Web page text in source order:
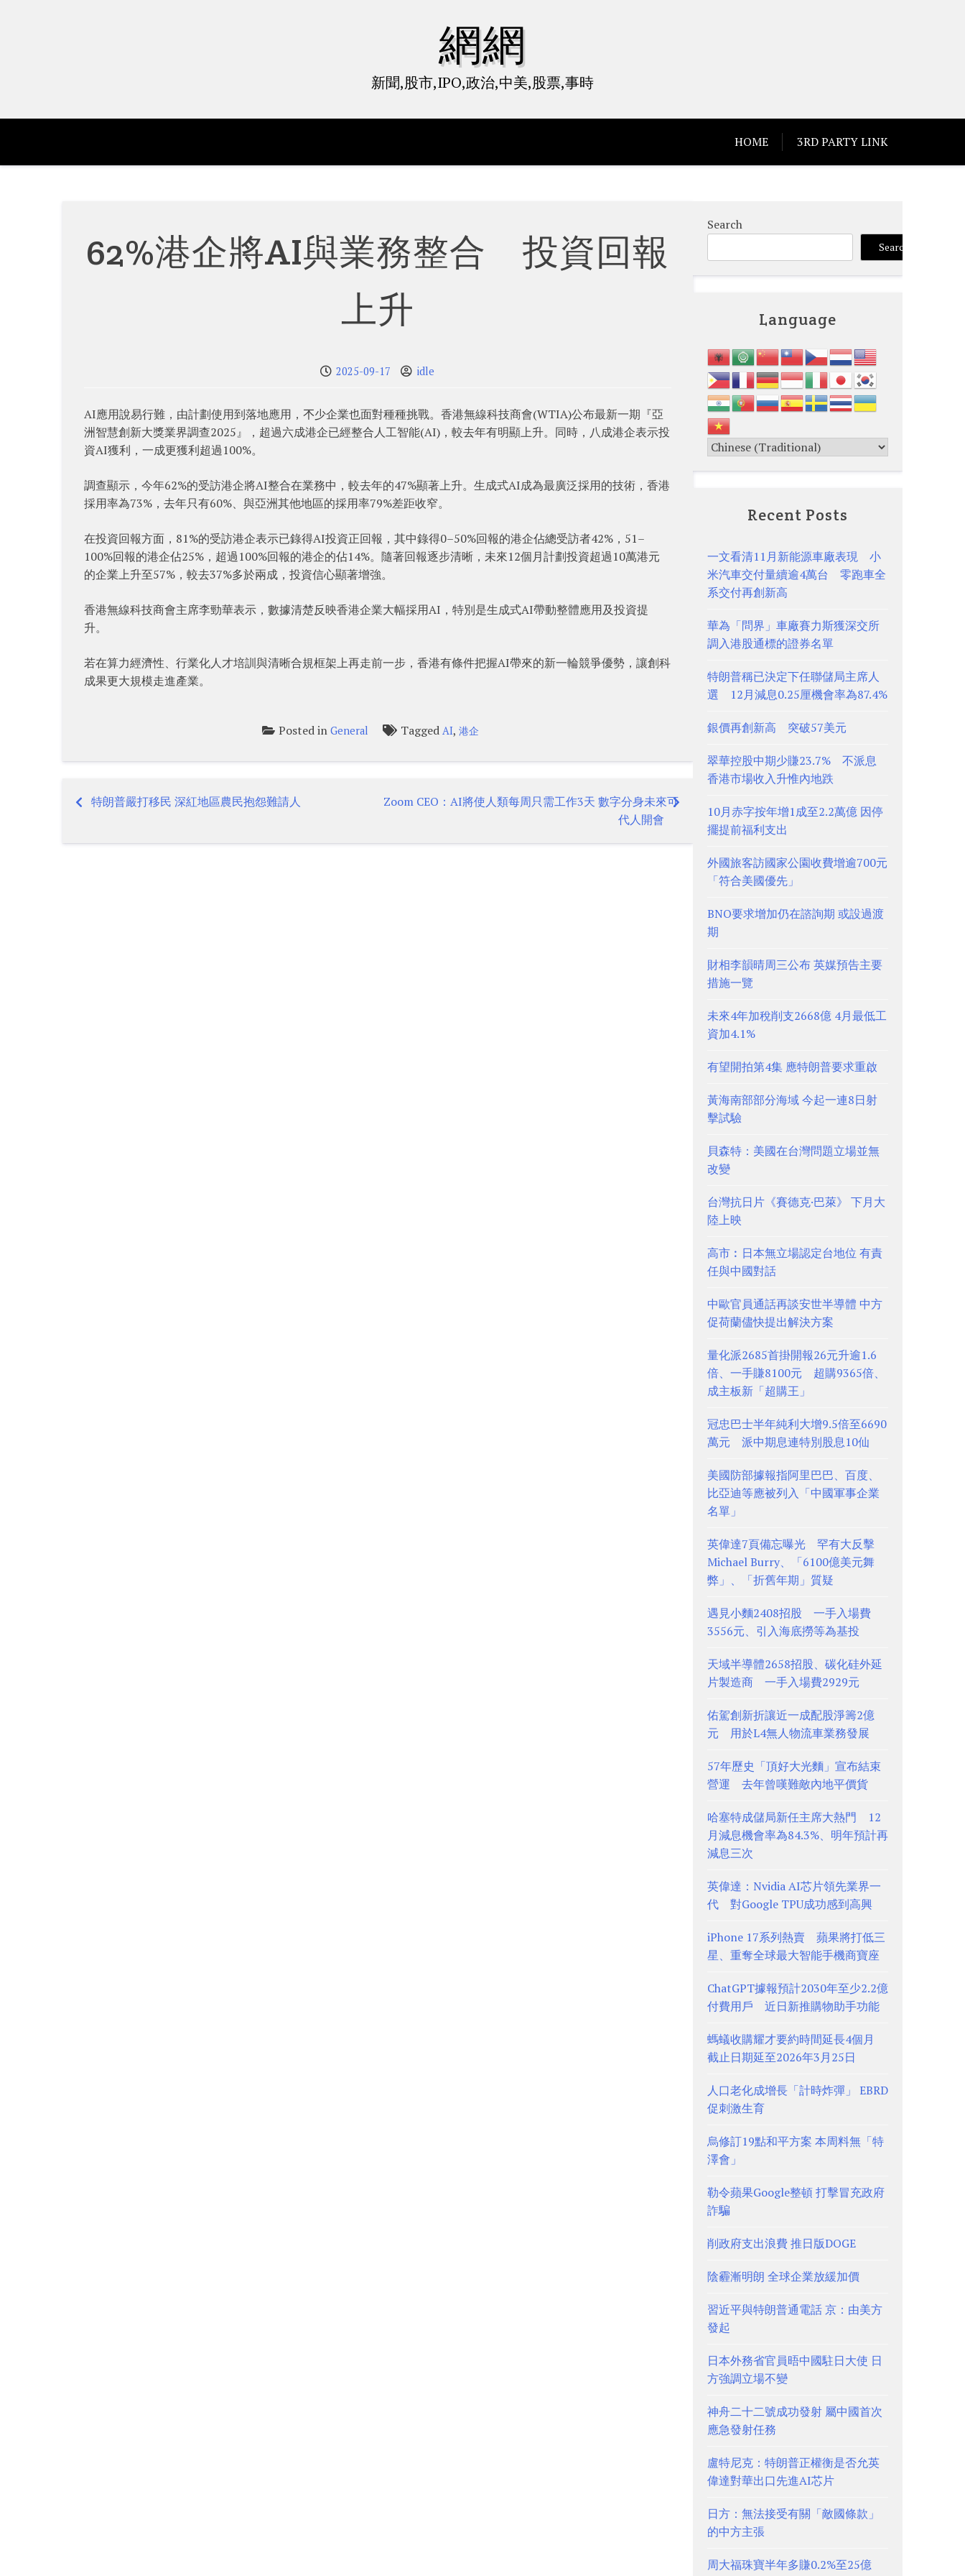
網網
新聞,股市,IPO,政治,中美,股票,事時
HOME 3RD PARTY LINK
62%港企將AI與業務整合 投資回報
上升
2025-09-17 idle
AI應用說易行難，由計劃使用到落地應用，𣎴少企業也面對種種挑戰。香港無線科技商會(WTIA)公布最新一期『亞
洲智慧創新大獎業界調查2025』，超過六成港企已經整合人工智能(AI)，較去年有明顯上升。同時，八成港企表示投
資AI獲利，一成更獲利超過100%。
調查顯示，今年62%的受訪港企將AI整合在業務中，較去年的47%顯著上升。生成式AI成為最廣泛採用的技術，香港
採用率為73%，去年只有60%、與亞洲其他地區的採用率79%差距收窄。
在投資回報方面，81%的受訪港企表示已錄得AI投資正回報，其中錄得0–50%回報的港企佔總受訪者42%，51–
100%回報的港企佔25%，超過100%回報的港企的佔14%。隨著回報逐步清晰，未來12個月計劃投資超過10萬港元
的企業上升至57%，較去37%多於兩成，投資信心顯著增強。
香港無線科技商會主席李勁華表示，數據清楚反映香港企業大幅採用AI，特別是生成式AI帶動整體應用及投資提
升。
若在算力經濟性、行業化人才培訓與清晰合規框架上再走前一步，香港有條件把握AI帶來的新一輪競爭優勢，讓創科
成果更大規模走進產業。
Posted in General Tagged AI, 港企
Post
navigation
特朗普嚴打移民 深紅地區農民抱怨難請人
Zoom CEO：AI將使人類每周只需工作3天 數字分身未來可
代人開會
Search
Search
Language
Recent Posts
一文看清11月新能源車廠表現 小
米汽車交付量續逾4萬台 零跑車全
系交付再創新高
華為「問界」車廠賽力斯獲深交所
調入港股通標的證券名單
特朗普稱已決定下任聯儲局主席人
選 12月減息0.25厘機會率為87.4%
銀價再創新高 突破57美元
翠華控股中期少賺23.7% 不派息
香港市場收入升惟內地跌
10月赤字按年增1成至2.2萬億 因停
擺提前福利支出
外國旅客訪國家公園收費增逾700元
「符合美國優先」
BNO要求增加仍在諮詢期 或設過渡
期
財相李韻晴周三公布 英媒預告主要
措施一覽
未來4年加稅削支2668億 4月最低工
資加4.1%
有望開拍第4集 應特朗普要求重啟
黃海南部部分海域 今起一連8日射
擊試驗
貝森特：美國在台灣問題立場並無
改變
台灣抗日片《賽德克·巴萊》 下月大
陸上映
高市︰日本無立場認定台地位 有責
任與中國對話
中歐官員通話再談安世半導體 中方
促荷蘭儘快提出解決方案
量化派2685首掛開報26元升逾1.6
倍、一手賺8100元 超購9365倍、
成主板新「超購王」
冠忠巴士半年純利大增9.5倍至6690
萬元 派中期息連特別股息10仙
美國防部據報指阿里巴巴、百度、
比亞迪等應被列入「中國軍事企業
名單」
英偉達7頁備忘曝光 罕有大反擊
Michael Burry、「6100億美元舞
弊」、「折舊年期」質疑
遇見小麵2408招股 一手入場費
3556元、引入海底撈等為基投
天域半導體2658招股、碳化硅外延
片製造商 一手入場費2929元
佑駕創新折讓近一成配股淨籌2億
元 用於L4無人物流車業務發展
57年歷史「頂好大光麵」宣布結束
營運 去年曾嘆難敵內地平價貨
哈塞特成儲局新任主席大熱門 12
月減息機會率為84.3%、明年預計再
減息三次
英偉達：Nvidia AI芯片領先業界一
代 對Google TPU成功感到高興
iPhone 17系列熱賣 蘋果將打低三
星、重奪全球最大智能手機商寶座
ChatGPT據報預計2030年至少2.2億
付費用戶 近日新推購物助手功能
螞蟻收購耀才要約時間延長4個月
截止日期延至2026年3月25日
人口老化成增長「計時炸彈」 EBRD
促刺激生育
烏修訂19點和平方案 本周料無「特
澤會」
勒令蘋果Google整頓 打擊冒充政府
詐騙
削政府支出浪費 推日版DOGE
陰霾漸明朗 全球企業放緩加價
習近平與特朗普通電話 京：由美方
發起
日本外務省官員晤中國駐日大使 日
方強調立場不變
神舟二十二號成功發射 屬中國首次
應急發射任務
盧特尼克：特朗普正權衡是否允英
偉達對華出口先進AI芯片
日方：無法接受有關「敵國條款」
的中方主張
周大福珠寶半年多賺0.2%至25億